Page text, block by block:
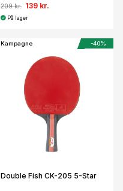
209 kr. 139 kr.
På lager
Kampagne -40%
Double Fish CK-205 5-Star